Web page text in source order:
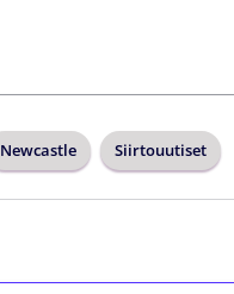
Newcastle Siirtouutiset